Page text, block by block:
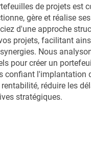
de projets est
gère et réalise
d'une approche
projets, facilitant
Nous
pour créer un
confiant l'implantation
réduire les
stratégiques.